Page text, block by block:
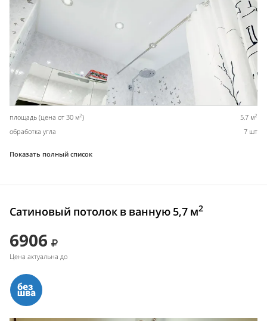
площадь (цена от 30 м2) 5,7 м2
обработка угла 7 шт
Показать полный список
Сатиновый потолок в ванную 5,7 м2
6906
Цена актуальна до